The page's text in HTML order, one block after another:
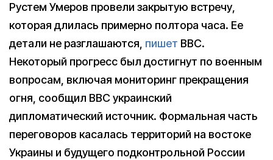
Рустем Умеров провели закрытую встречу,
которая длилась примерно полтора часа. Ее
детали не разглашаются, пишет BBC.
Некоторый прогресс был достигнут по военным
вопросам, включая мониторинг прекращения
огня, сообщил BBC украинский
дипломатический источник. Формальная часть
переговоров касалась территорий на востоке
Украины и будущего подконтрольной России